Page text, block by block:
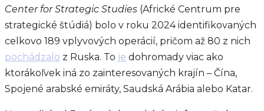
Center for Strategic Studies (Africké Centrum pre
strategické štúdiá) bolo v roku 2024 identifikovaných
celkovo 189 vplyvových operácií, pričom až 80 z nich
pochádzalo z Ruska. To je dohromady viac ako
ktorákoľvek iná zo zainteresovaných krajín – Čína,
Spojené arabské emiráty, Saudská Arábia alebo Katar.